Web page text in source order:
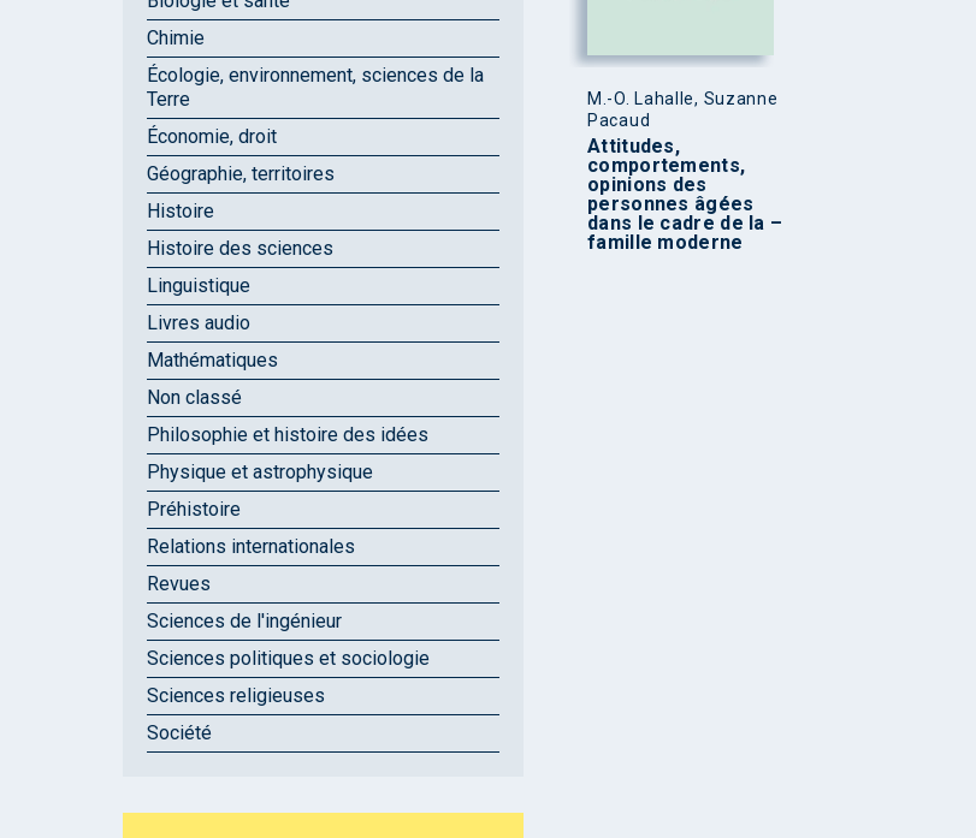
M.-O. Lahalle, Suzanne
Pacaud
Attitudes,
comportements,
opinions des
personnes âgées
dans le cadre de la –
famille moderne
Chimie
Écologie, environnement, sciences de la
Terre
Économie, droit
Géographie, territoires
Histoire
Histoire des sciences
Linguistique
Livres audio
Mathématiques
Non classé
Philosophie et histoire des idées
Physique et astrophysique
Préhistoire
Relations internationales
Revues
Sciences de l'ingénieur
Sciences politiques et sociologie
Sciences religieuses
Société